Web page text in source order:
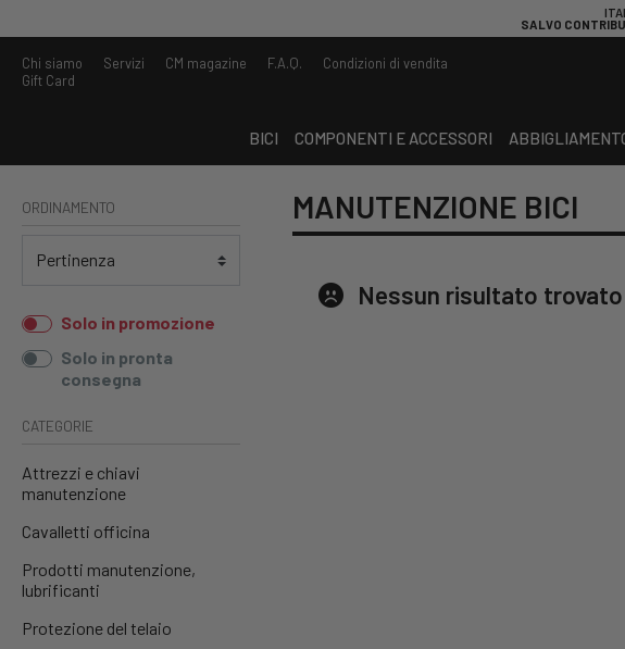
SALVO
Chi siamo Servizi CM magazine F.A.Q.
Condizioni di vendita
Gift Card
BICI COMPONENTI E ACCESSORI
ORDINAMENTO
Solo in promozione
Solo in pronta
consegna
CATEGORIE
Attrezzi e chiavi
manutenzione
Cavalletti officina
Prodotti manutenzione,
lubrificanti
Protezione del telaio
MANUTENZIONE BICI
Nessun risultato trovato